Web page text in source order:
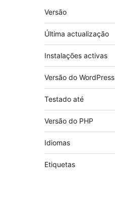
Metadados
Versão
Última actualização
Instalações activas
Versão do WordPress
Testado até
Versão do PHP
Idiomas
Etiquetas